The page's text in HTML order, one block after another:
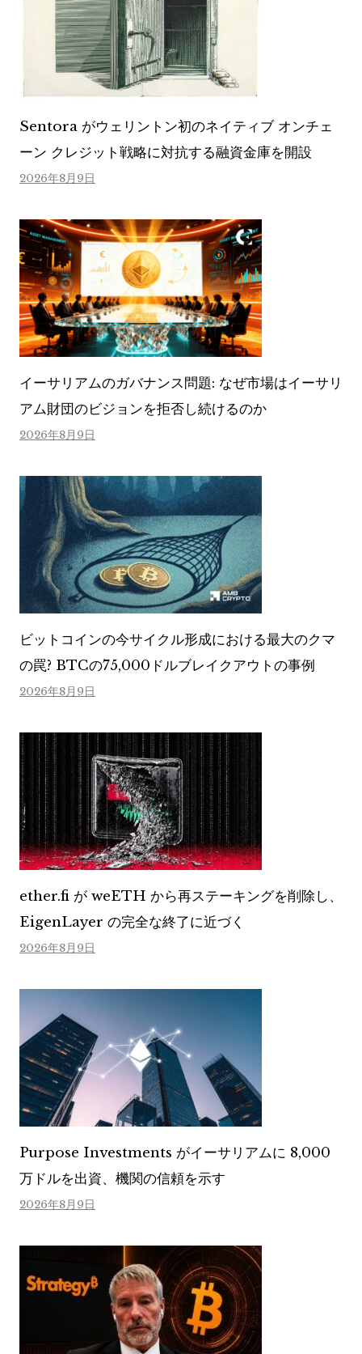
Sentora がウェリントン初のネイティブ オンチェ
ーン クレジット戦略に対抗する融資金庫を開設
2026年8月9日
イーサリアムのガバナンス問題: なぜ市場はイーサリ
アム財団のビジョンを拒否し続けるのか
2026年8月9日
ビットコインの今サイクル形成における最大のクマ
の罠? BTCの75,000ドルブレイクアウトの事例
2026年8月9日
ether.fi が weETH から再ステーキングを削除し、
EigenLayer の完全な終了に近づく
2026年8月9日
Purpose Investments がイーサリアムに 8,000
万ドルを出資、機関の信頼を示す
2026年8月9日